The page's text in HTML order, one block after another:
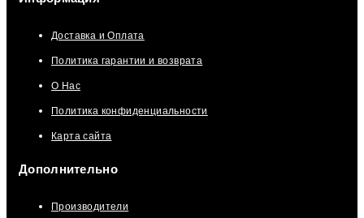
Доставка и Оплата
Политика гарантии и возврата
О Нас
Политика конфиденциальности
Карта сайта
Дополнительно
Производители